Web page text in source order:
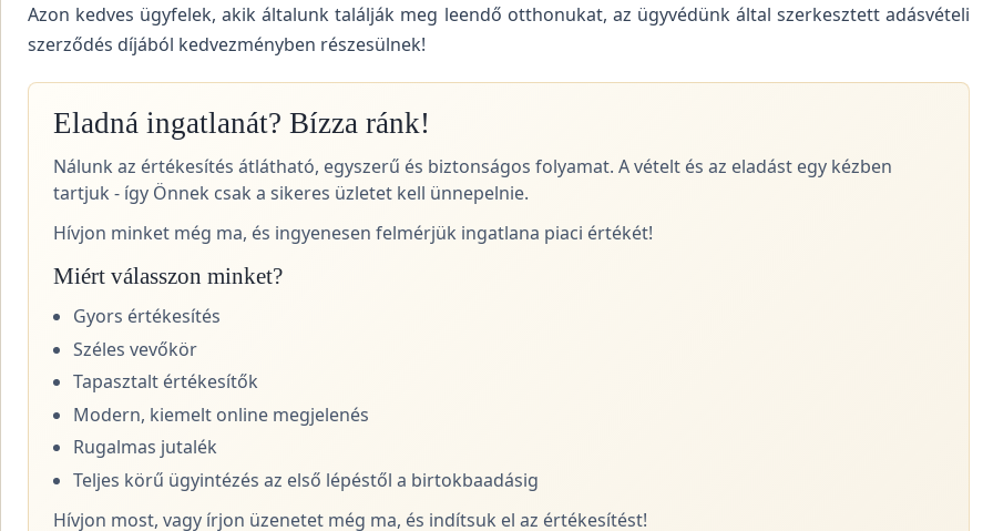
Azon kedves ügyfelek, akik általunk találják meg leendő otthonukat, az ügyvédünk által szerkesztett adásvételi
szerződés díjából kedvezményben részesülnek!
Eladná ingatlanát? Bízza ránk!
Nálunk az értékesítés átlátható, egyszerű és biztonságos folyamat. A vételt és az eladást egy kézben
tartjuk - így Önnek csak a sikeres üzletet kell ünnepelnie.
Hívjon minket még ma, és ingyenesen felmérjük ingatlana piaci értékét!
Miért válasszon minket?
Gyors értékesítés
Széles vevőkör
Tapasztalt értékesítők
Modern, kiemelt online megjelenés
Rugalmas jutalék
Teljes körű ügyintézés az első lépéstől a birtokbaadásig
Hívjon most, vagy írjon üzenetet még ma, és indítsuk el az értékesítést!